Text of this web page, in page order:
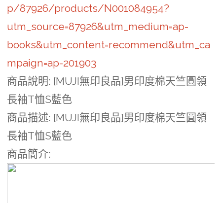
p/87926/products/N001084954?
utm_source=87926&utm_medium=ap-
books&utm_content=recommend&utm_ca
mpaign=ap-201903
商品說明: [MUJI無印良品]男印度棉天竺圓領
長袖T恤S藍色
商品描述: [MUJI無印良品]男印度棉天竺圓領
長袖T恤S藍色
商品簡介: